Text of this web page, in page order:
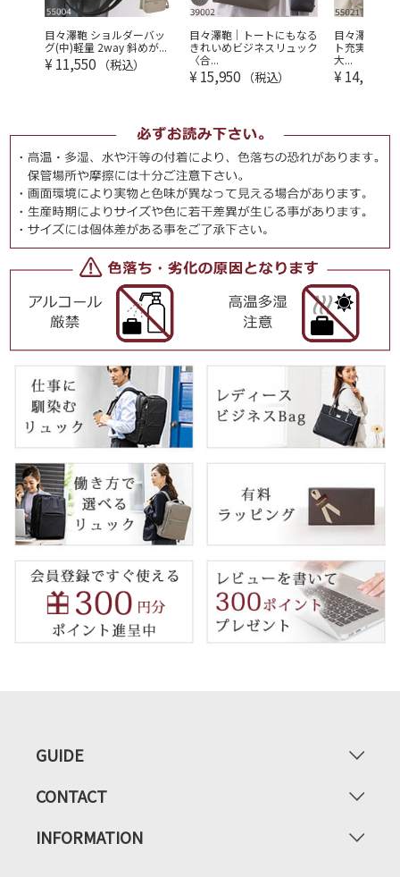
目々澤鞄 ショルダーバッ
グ(中)軽量 2way 斜めが...
¥ 11,550 （税込）
目々澤鞄｜トートにもなる
きれいめビジネスリュック
〈合...
¥ 15,950 （税込）
目々澤鞄 リ
ト充実 軽量
大...
¥ 14,300
GUIDE
CONTACT
INFORMATION